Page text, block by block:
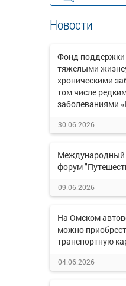
Новости
Фонд поддержки
тяжелыми
хроническими
том числе
заболеваниями
30.06.2026
Международный
форум
09.06.2026
На Омском
можно
транспортную
04.06.2026